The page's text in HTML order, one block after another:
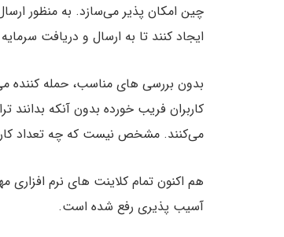
چین امکان پذیر می‌سازد. به منظور
ایجاد کنند تا به ارسال و دریافت سرمایه
بدون بررسی های مناسب، حمله کننده
کاربران فریب خورده بدون آنکه بدانند
می‌کنند. مشخص نیست که چه تعداد
هم اکنون تمام کلاینت های نرم
آسیب پذیری رفع شده است.